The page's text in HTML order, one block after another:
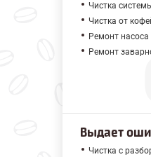
Чистка
Чистка от
Ремонт насоса
Ремонт
Выдает
Чистка с